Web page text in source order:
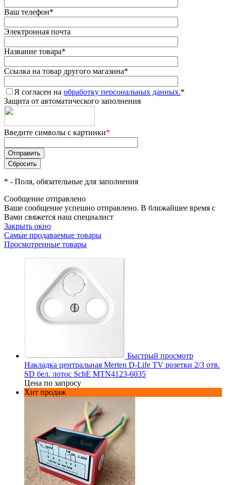
Ваш телефон*
Электронная почта
Название товара*
Ссылка на товар другого магазина*
Я согласен на обработку персональных данных.*
Защита от автоматического заполнения
Введите символы с картинки*
* - Поля, обязательные для заполнения
Сообщение отправлено
Ваше сообщение успешно отправлено. В ближайшее время с
Вами свяжется наш специалист
Закрыть окно
Самые продаваемые товары
Просмотренные товары
Быстрый просмотр
Накладка центральная Merten D-Life TV розетки 2/3 отв.
SD бел. лотос SchE MTN4123-6035
Цена по запросу
Хит продаж